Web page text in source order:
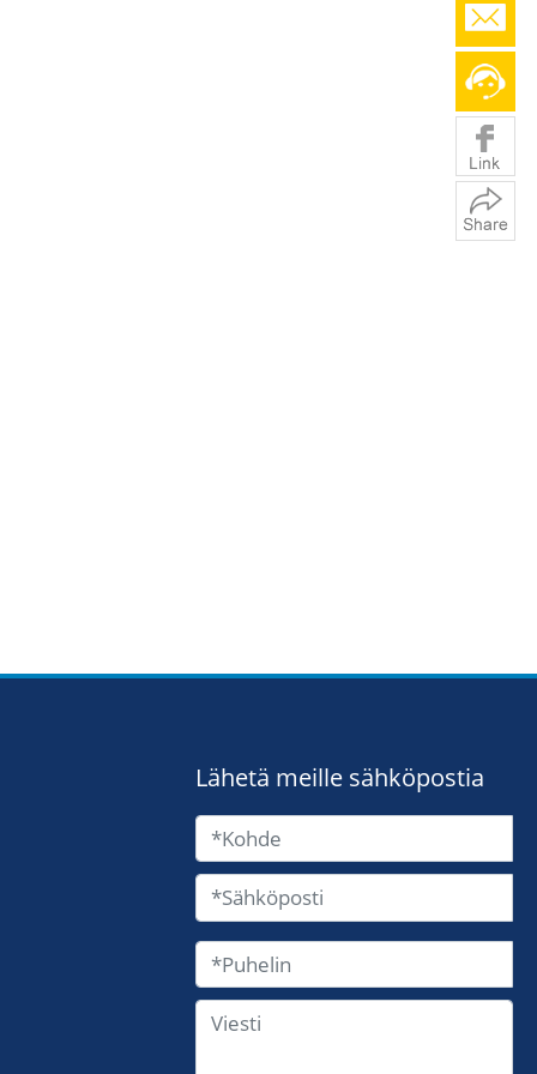
Lähetä meille sähköpostia